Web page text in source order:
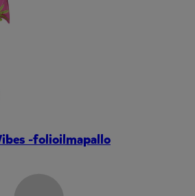
-folioilmapallo